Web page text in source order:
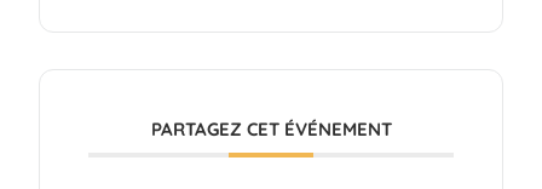
PARTAGEZ CET ÉVÉNEMENT